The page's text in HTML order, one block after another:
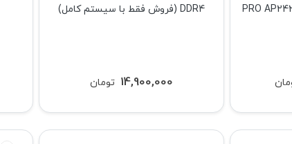
PRO
DDR4 (فروش فقط با سیستم کامل)
تومان 14,900,000